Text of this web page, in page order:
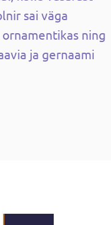
sai väga
ning
ja gernaami